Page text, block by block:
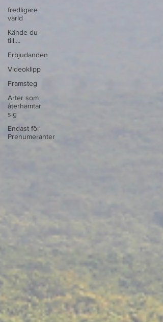
fredligare
värld
Kände du
till....
Erbjudanden
Videoklipp
Framsteg
Arter som
återhämtar
sig
Endast för
Prenumeranter